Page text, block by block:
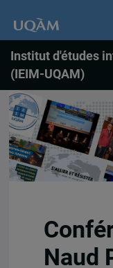
Institut d'études
(IEIM-UQAM)
Naud